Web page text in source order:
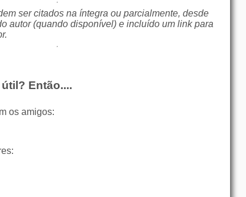
ser citados na íntegra ou parcialmente, desde
autor (quando disponível) e incluído um link para
.
Então....
os amigos: